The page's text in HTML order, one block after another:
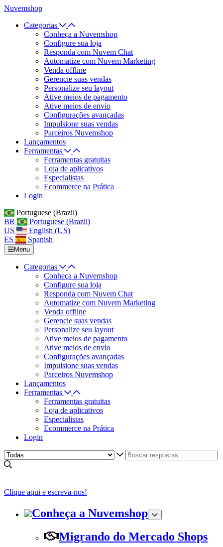
Nuvemshop
Categorias
Conheça a Nuvemshop
Configure sua loja
Responda com Nuvem Chat
Automatize com Nuvem Marketing
Venda offline
Gerencie suas vendas
Personalize seu layout
Ative meios de pagamento
Ative meios de envio
Configurações avançadas
Impulsione suas vendas
Parceiros Nuvemshop
Lançamentos
Ferramentas
Ferramentas gratuitas
Loja de aplicativos
Especialistas
Ecommerce na Prática
Login
Portuguese (Brazil)
BR
Portuguese (Brazil)
US
English (US)
ES
Spanish
Menu
Categorias
Conheça a Nuvemshop
Configure sua loja
Responda com Nuvem Chat
Automatize com Nuvem Marketing
Venda offline
Gerencie suas vendas
Personalize seu layout
Ative meios de pagamento
Ative meios de envio
Configurações avançadas
Impulsione suas vendas
Parceiros Nuvemshop
Lançamentos
Ferramentas
Ferramentas gratuitas
Loja de aplicativos
Especialistas
Ecommerce na Prática
Login
Clique aqui e escreva-nos!
Conheça a Nuvemshop
Migrando do Mercado Shops